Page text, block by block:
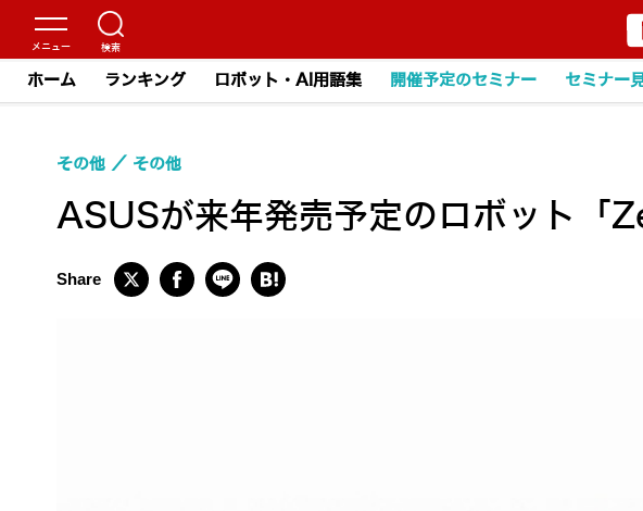
ホーム ランキング ロボット・AI用語集 開催予定のセミナー セミナー
ASUSが来年発売予定のロボット「
その他 その他